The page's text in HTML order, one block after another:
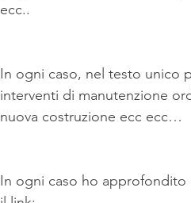
ecc..
In ogni caso, nel testo unico
interventi di manutenzione
nuova costruzione ecc ecc…
In ogni caso ho